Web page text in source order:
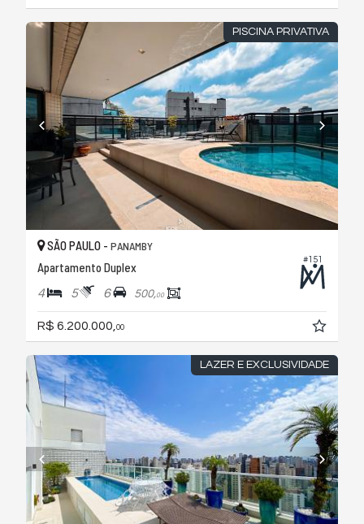
PISCINA PRIVATIVA
#151
SÃO PAULO - PANAMBY
Apartamento Duplex
4 5 6 500,00
R$ 6.200.000,00
LAZER E EXCLUSIVIDADE